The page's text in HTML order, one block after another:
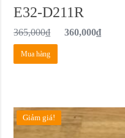
E32-D211R
365,000₫ 360,000₫
Mua hàng
Giảm giá!